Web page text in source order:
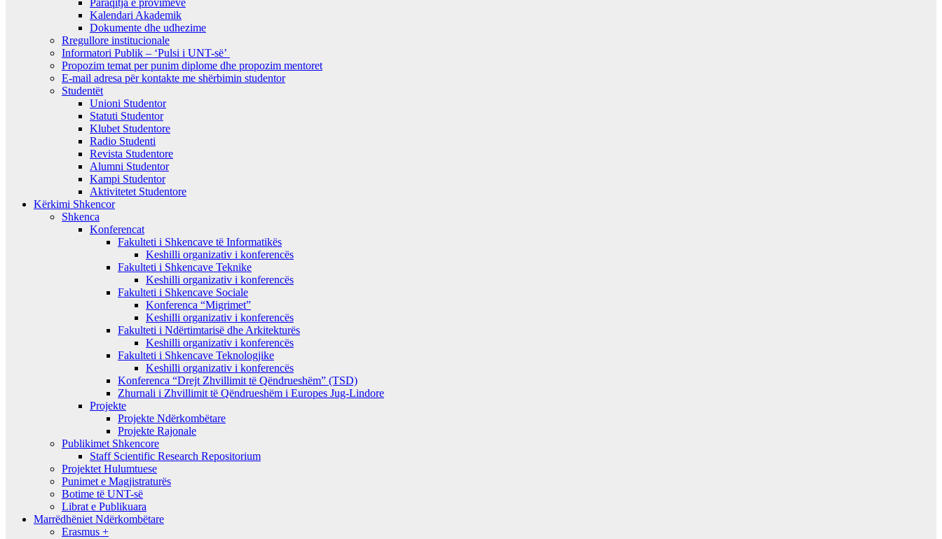
Kalendari Akademik
Dokumente dhe udhezime
Rregullore institucionale
Informatori Publik – ‘Pulsi i UNT-së’
Propozim temat per punim diplome dhe propozim mentoret
E-mail adresa për kontakte me shërbimin studentor
Studentët
Unioni Studentor
Statuti Studentor
Klubet Studentore
Radio Studenti
Revista Studentore
Alumni Studentor
Kampi Studentor
Aktivitetet Studentore
Kërkimi Shkencor
Shkenca
Konferencat
Fakulteti i Shkencave të Informatikës
Keshilli organizativ i konferencës
Fakulteti i Shkencave Teknike
Keshilli organizativ i konferencës
Fakulteti i Shkencave Sociale
Konferenca “Migrimet”
Keshilli organizativ i konferencës
Fakulteti i Ndërtimtarisë dhe Arkitekturës
Keshilli organizativ i konferencës
Fakulteti i Shkencave Teknologjike
Keshilli organizativ i konferencës
Konferenca “Drejt Zhvillimit të Qëndrueshëm” (TSD)
Zhurnali i Zhvillimit të Qëndrueshëm i Europes Jug-Lindore
Projekte
Projekte Ndërkombëtare
Projekte Rajonale
Publikimet Shkencore
Staff Scientific Research Repositorium
Projektet Hulumtuese
Punimet e Magjistraturës
Botime të UNT-së
Librat e Publikuara
Marrëdhëniet Ndërkombëtare
Erasmus +